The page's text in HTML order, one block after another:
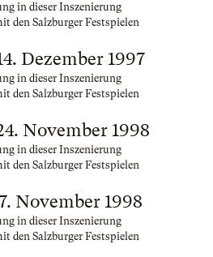
in dieser Inszenierung
den Salzburger Festspielen
Dezember 1997
in dieser Inszenierung
den Salzburger Festspielen
November 1998
in dieser Inszenierung
den Salzburger Festspielen
November 1998
in dieser Inszenierung
den Salzburger Festspielen